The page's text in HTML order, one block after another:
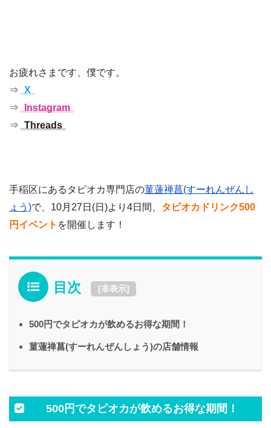
お疲れさまです、僕です。
⇒ X
⇒ Instagram
⇒ Threads
手稲区にあるタピオカ専門店の菫蓮禅菖(すーれんぜんし
ょう)で、10月27日(日)より4日間、 タピオカドリンク500
円イベント を開催します！
目次 [非表示]
500円でタピオカが飲めるお得な期間！
菫蓮禅菖(すーれんぜんしょう)の店舗情報
500円でタピオカが飲めるお得な期間！